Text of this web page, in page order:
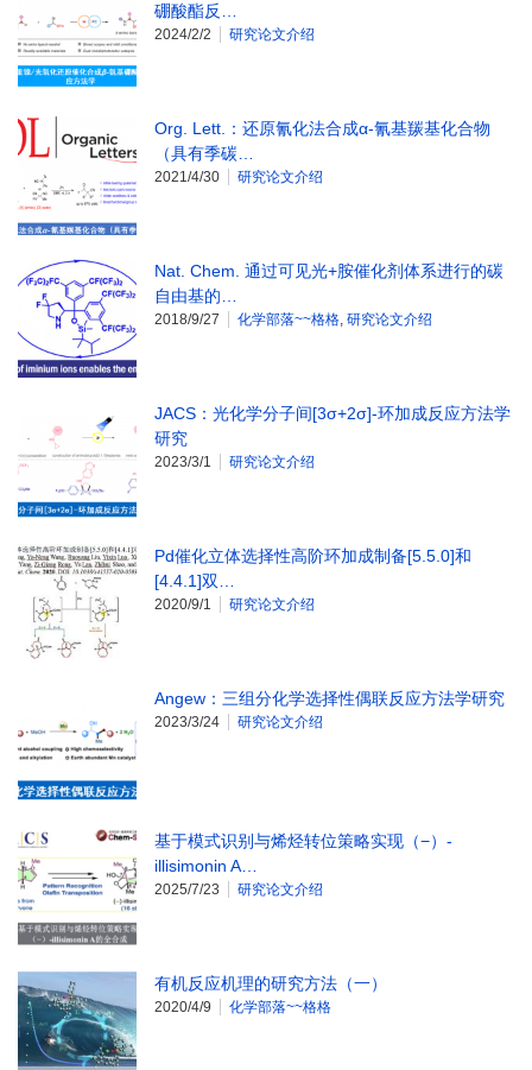
硼酸酯反…
2024/2/2 研究论文介绍
Org. Lett.：还原氰化法合成α-氰基羰基化合物
（具有季碳…
2021/4/30 研究论文介绍
Nat. Chem. 通过可见光+胺催化剂体系进行的碳
自由基的…
2018/9/27 化学部落~~格格, 研究论文介绍
JACS：光化学分子间[3σ+2σ]-环加成反应方法学
研究
2023/3/1 研究论文介绍
Pd催化立体选择性高阶环加成制备[5.5.0]和
[4.4.1]双…
2020/9/1 研究论文介绍
Angew：三组分化学选择性偶联反应方法学研究
2023/3/24 研究论文介绍
基于模式识别与烯烃转位策略实现（−）-
illisimonin A…
2025/7/23 研究论文介绍
有机反应机理的研究方法（一）
2020/4/9 化学部落~~格格